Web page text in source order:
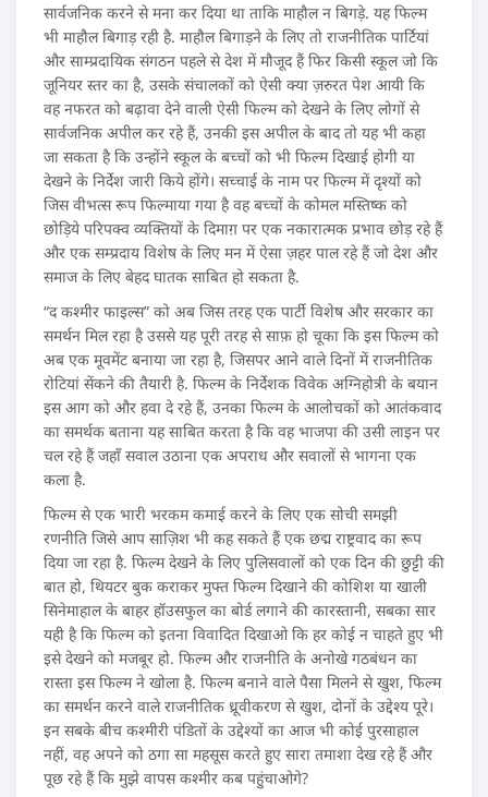
सार्वजनिक करने से मना कर दिया था ताकि माहौल न बिगड़े. यह फिल्म
भी माहौल बिगाड़ रही है. माहौल बिगाड़ने के लिए तो राजनीतिक पार्टियां
और साम्प्रदायिक संगठन पहले से देश में मौजूद हैं फिर किसी स्कूल जो कि
जूनियर स्तर का है, उसके संचालकों को ऐसी क्या ज़रुरत पेश आयी कि
वह नफरत को बढ़ावा देने वाली ऐसी फिल्म को देखने के लिए लोगों से
सार्वजनिक अपील कर रहे हैं, उनकी इस अपील के बाद तो यह भी कहा
जा सकता है कि उन्होंने स्कूल के बच्चों को भी फिल्म दिखाई होगी या
देखने के निर्देश जारी किये होंगे। सच्चाई के नाम पर फिल्म में दृश्यों को
जिस वीभत्स रूप फिल्माया गया है वह बच्चों के कोमल मस्तिष्क को
छोड़िये परिपक्व व्यक्तियों के दिमाग़ पर एक नकारात्मक प्रभाव छोड़ रहे हैं
और एक सम्प्रदाय विशेष के लिए मन में ऐसा ज़हर पाल रहे हैं जो देश और
समाज के लिए बेहद घातक साबित हो सकता है.
“द कश्मीर फाइल्स” को अब जिस तरह एक पार्टी विशेष और सरकार का
समर्थन मिल रहा है उससे यह पूरी तरह से साफ़ हो चूका कि इस फिल्म को
अब एक मूवमेंट बनाया जा रहा है, जिसपर आने वाले दिनों में राजनीतिक
रोटियां सेंकने की तैयारी है. फिल्म के निर्देशक विवेक अग्निहोत्री के बयान
इस आग को और हवा दे रहे हैं, उनका फिल्म के आलोचकों को आतंकवाद
का समर्थक बताना यह साबित करता है कि वह भाजपा की उसी लाइन पर
चल रहे हैं जहाँ सवाल उठाना एक अपराध और सवालों से भागना एक
कला है.
फिल्म से एक भारी भरकम कमाई करने के लिए एक सोची समझी
रणनीति जिसे आप साज़िश भी कह सकते हैं एक छद्म राष्ट्रवाद का रूप
दिया जा रहा है. फिल्म देखने के लिए पुलिसवालों को एक दिन की छुट्टी की
बात हो, थियटर बुक कराकर मुफ्त फिल्म दिखाने की कोशिश या खाली
सिनेमाहाल के बाहर हॉउसफुल का बोर्ड लगाने की कारस्तानी, सबका सार
यही है कि फिल्म को इतना विवादित दिखाओ कि हर कोई न चाहते हुए भी
इसे देखने को मजबूर हो. फिल्म और राजनीति के अनोखे गठबंधन का
रास्ता इस फिल्म ने खोला है. फिल्म बनाने वाले पैसा मिलने से खुश, फिल्म
का समर्थन करने वाले राजनीतिक ध्रूवीकरण से खुश, दोनों के उद्देश्य पूरे।
इन सबके बीच कश्मीरी पंडितों के उद्देश्यों का आज भी कोई पुरसाहाल
नहीं, वह अपने को ठगा सा महसूस करते हुए सारा तमाशा देख रहे हैं और
पूछ रहे हैं कि मुझे वापस कश्मीर कब पहुंचाओगे?